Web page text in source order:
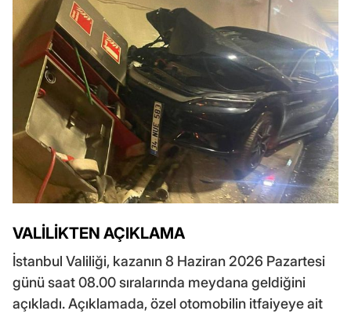
VALİLİKTEN AÇIKLAMA
İstanbul Valiliği, kazanın 8 Haziran 2026 Pazartesi
günü saat 08.00 sıralarında meydana geldiğini
açıkladı. Açıklamada, özel otomobilin itfaiyeye ait